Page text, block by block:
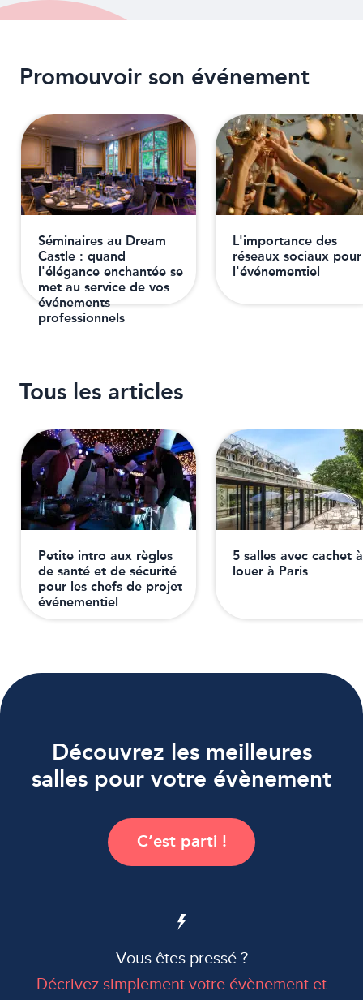
Promouvoir son événement
Séminaires au Dream
Castle : quand
l'élégance enchantée se
met au service de vos
événements
professionnels
L'importance des
réseaux sociaux pour
l'événementiel
Tous les articles
Petite intro aux règles
de santé et de sécurité
pour les chefs de projet
événementiel
5 salles avec cachet à
louer à Paris
Découvrez les meilleures
salles pour votre évènement
C’est parti !
Vous êtes pressé ?
Décrivez simplement votre évènement et